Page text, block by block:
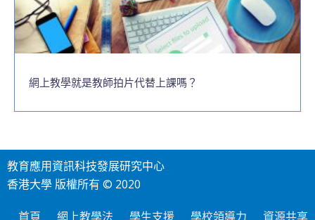
網上教學就是教師拍片代替上課嗎？
教育應用資訊科技發展研究中心
香港大學 版權所有 © 2020
首頁 網上教學法 學生支援 學校領導力 資源共享